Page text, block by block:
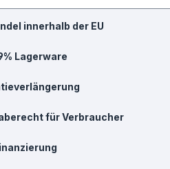
innerhalb der EU
Lagerware
für Verbraucher